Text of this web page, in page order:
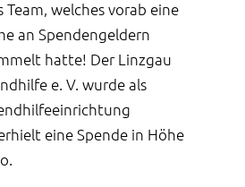
welches vorab eine
an Spendengeldern
hatte! Der Linzgau
e. V. wurde als
eine Spende in Höhe